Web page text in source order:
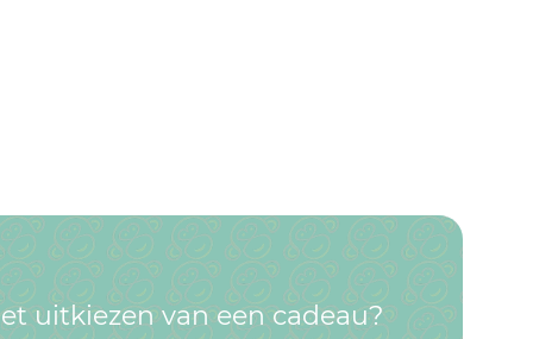
uitkiezen van een cadeau?